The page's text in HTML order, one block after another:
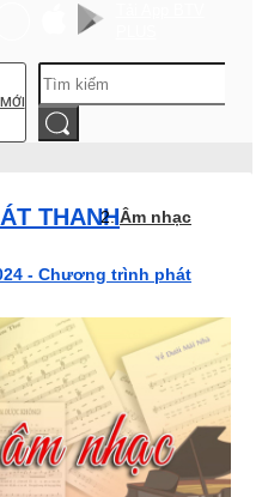
MỚI
THANHÂm nhạc
- Chương trình phát